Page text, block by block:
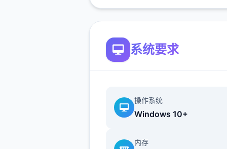
系统要求
操作系统
Windows 10+
内存